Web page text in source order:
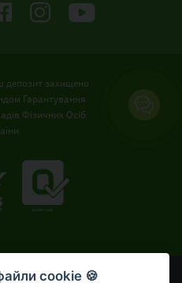
депозит захищено
Гарантування
Фізичних Осіб
cookie 🍪